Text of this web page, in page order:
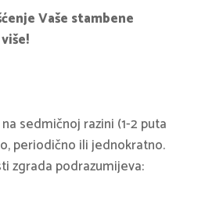
Vaše stambene
sedmičnoj razini (1-2 puta
periodično ili jednokratno.
zgrada podrazumijeva: